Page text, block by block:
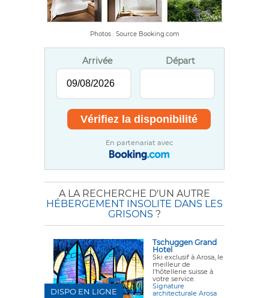
Photos : Source Booking.com
Arrivée Départ
En partenariat avec
A LA RECHERCHE D'UN AUTRE
HÉBERGEMENT INSOLITE DANS LES
GRISONS ?
Tschuggen Grand
Hotel
Ski exclusif à Arosa, le
meilleur de
l'hôtellerie suisse à
votre service.
Signature
architecturale Arosa
DISPO EN LIGNE